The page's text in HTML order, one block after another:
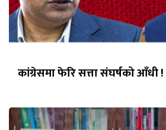
कांग्रेसमा फेरि सत्ता संघर्षको आँधी !